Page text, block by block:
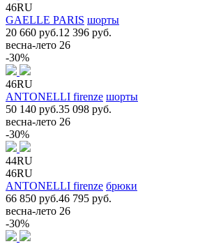
46RU
GAELLE PARIS шорты
20 660 руб.12 396 руб.
весна-лето 26
-30%
46RU
ANTONELLI firenze шорты
50 140 руб.35 098 руб.
весна-лето 26
-30%
44RU
46RU
ANTONELLI firenze брюки
66 850 руб.46 795 руб.
весна-лето 26
-30%